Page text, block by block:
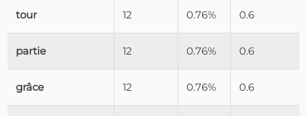
tour 12 0.76% 0.6
partie 12 0.76% 0.6
grâce 12 0.76% 0.6